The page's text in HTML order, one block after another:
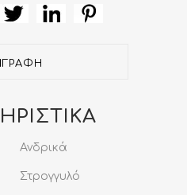
Ανδρικά
Στρογγυλό